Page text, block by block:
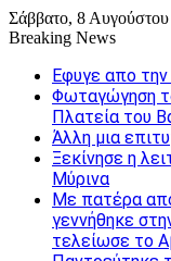
Σάββατο, 8
Breaking News
Εφυγε απο
Φωταγώγηση
Πλατεία του
Άλλη μια
Ξεκίνησε η
Μύρινα
Με πατέρα
γεννήθηκε
τελείωσε το